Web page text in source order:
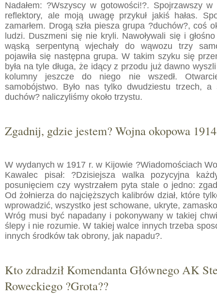
Nadałem: ?Wszyscy w gotowości!?. Spojrzawszy w
reflektory, ale moją uwagę przykuł jakiś hałas.
zamarłem. Drogą szła piesza grupa ?duchów?, coś
ludzi. Duszmeni się nie kryli. Nawoływali się i
wąską serpentyną wjechały do wąwozu trzy
pojawiła się następna grupa. W takim szyku się
była na tyle długa, że idący z przodu już dawno
kolumny jeszcze do niego nie wszedł.
samobójstwo. Było nas tylko dwudziestu trzech,
duchów? naliczyliśmy około trzystu.
Zgadnij, gdzie jestem? Wojna okopowa
W wydanych w 1917 r. w Kijowie ?Wiadomościach
Kawalec pisał: ?Dzisiejsza walka pozycyjna
posunięciem czy wystrzałem pyta stale o jedno:
Od żołnierza do najcięższych kalibrów dział, które
wprowadzić, wszystko jest schowane, ukryte,
Wróg musi być napadany i pokonywany w takiej
ślepy i nie rozumie. W takiej walce innych trzeba
innych środków tak obrony, jak napadu?.
Kto zdradził Komendanta Głównego AK
Roweckiego ?Grota??